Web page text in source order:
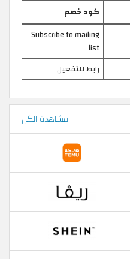
كود خصم
Subscribe to mailing
list
رابط للتفعيل
مشاهدة الكل